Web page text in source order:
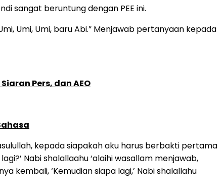
sangat beruntung dengan PEE ini.
Umi, Umi, baru Abi.” Menjawab pertanyaan kepada
Pers, dan AEO
kepada siapakah aku harus berbakti pertama
Nabi shalallaahu ‘alaihi wasallam menjawab,
kembali, ‘Kemudian siapa lagi,’ Nabi shalallahu